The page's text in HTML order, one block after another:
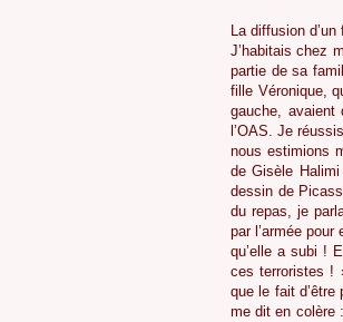
La diffusion
J’habitais chez
partie de sa
fille Véronique,
gauche, avaient
l’OAS. Je
nous estimions
de Gisèle
dessin de
du repas, je
par l’armée
qu’elle a subi !
ces terroristes !
que le fait
me dit en colère